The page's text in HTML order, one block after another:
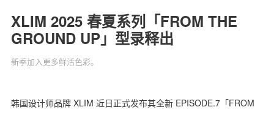
XLIM 2025 春夏系列「FROM THE
GROUND UP」型录释出
新季加入更多鲜活色彩。
韩国设计师品牌 XLIM 近日正式发布其全新 EPISODE.7「FROM